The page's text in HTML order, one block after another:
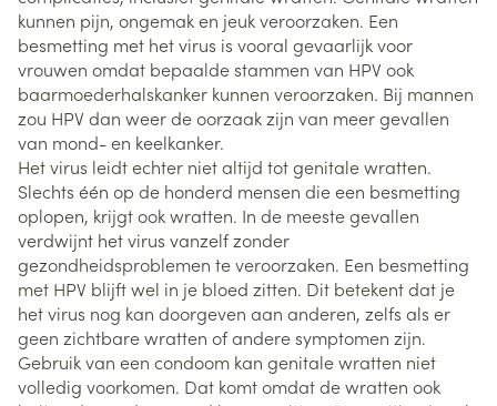
kunnen pijn, ongemak en jeuk veroorzaken. Een
besmetting met het virus is vooral gevaarlijk voor
vrouwen omdat bepaalde stammen van HPV ook
baarmoederhalskanker kunnen veroorzaken. Bij mannen
zou HPV dan weer de oorzaak zijn van meer gevallen
van mond- en keelkanker.
Het virus leidt echter niet altijd tot genitale wratten.
Slechts één op de honderd mensen die een besmetting
oplopen, krijgt ook wratten. In de meeste gevallen
verdwijnt het virus vanzelf zonder
gezondheidsproblemen te veroorzaken. Een besmetting
met HPV blijft wel in je bloed zitten. Dit betekent dat je
het virus nog kan doorgeven aan anderen, zelfs als er
geen zichtbare wratten of andere symptomen zijn.
Gebruik van een condoom kan genitale wratten niet
volledig voorkomen. Dat komt omdat de wratten ook